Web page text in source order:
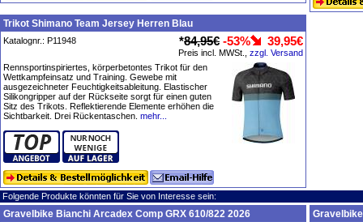
Trikot Shimano Team Jersey Herren Blau
Katalognr.: P11948 *84,95€ -53% 39,95€
Preis incl. MWSt., zzgl. Versand
Rennsportinspiriertes, körperbetontes Trikot für den
Wettkampfeinsatz und Training. Gewebe mit
ausgezeichneter Feuchtigkeitsableitung. Elastischer
Silikongripper auf der Rückseite sorgt für einen guten
Sitz des Trikots. Reflektierende Elemente erhöhen die
Sichtbarkeit. Drei Rückentaschen. mehr...
Folgende Produkte könnten für Sie von Interesse sein:
Gravelbike Bianchi Arcadex Comp GRX 610/822 2026